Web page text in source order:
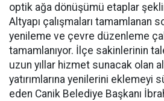
optik ağa dönüşümü etaplar
Altyapı çalışmaları tamamlanan
yenileme ve çevre düzenleme
tamamlanıyor. İlçe sakinlerinin
uzun yıllar hizmet sunacak olan
yatırımlarına yenilerini eklemeyi
eden Canik Belediye Başkanı